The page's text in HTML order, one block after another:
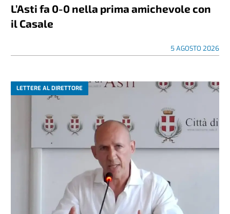
L’Asti fa 0-0 nella prima amichevole con
il Casale
5 AGOSTO 2026
LETTERE AL DIRETTORE